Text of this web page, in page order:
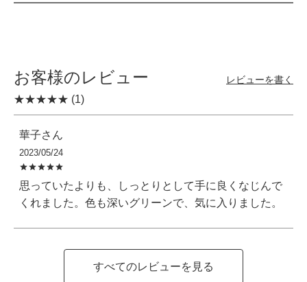
お客様のレビュー レビューを書く
(1)
華子
2023/05/24
思っていたよりも、しっとりとして手に良くなじんで
すべてのレビューを見る